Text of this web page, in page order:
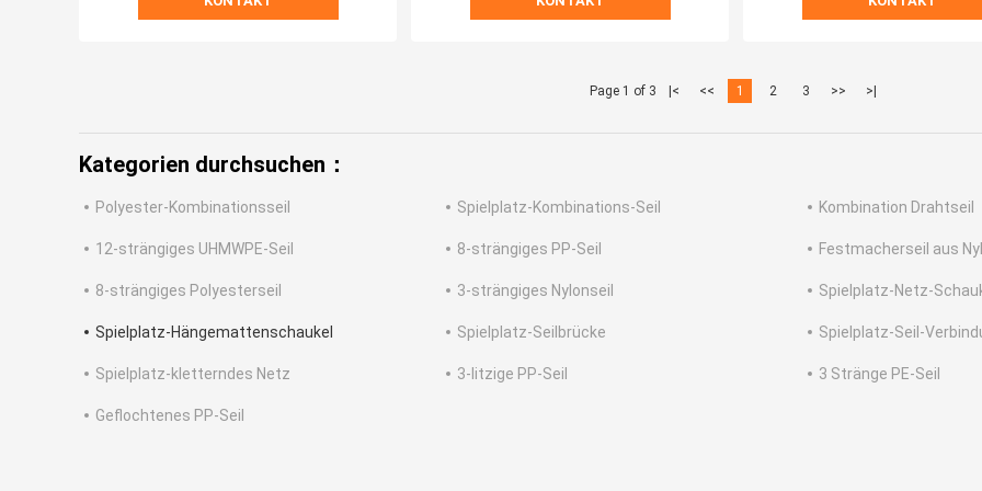
Page 1 of 3 |< << 1 2 3 >> >|
Kategorien durchsuchen：
Polyester-Kombinationsseil Spielplatz-Kombinations-Seil Kombination Drahtseil
12-strängiges UHMWPE-Seil 8-strängiges PP-Seil Festmacherseil aus
8-strängiges Polyesterseil 3-strängiges Nylonseil Spielplatz-Netz-
Spielplatz-Hängemattenschaukel Spielplatz-Seilbrücke Spielplatz-Seil-
Spielplatz-kletterndes Netz 3-litzige PP-Seil 3 Stränge PE-Seil
Geflochtenes PP-Seil